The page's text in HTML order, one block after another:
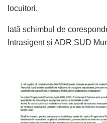
locuitori.
Iată schimbul de
Intrasigent și ADR SUD